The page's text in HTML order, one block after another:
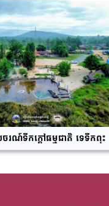
រណ៍ទឹកក្តៅធម្មជាតិ ទេទឹកពុះ